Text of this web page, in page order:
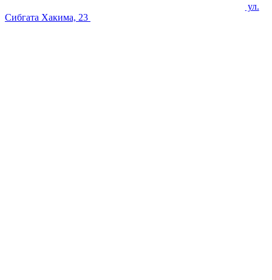
ул.
Сибгата Хакима, 23